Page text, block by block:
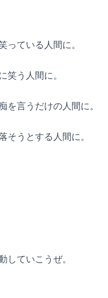
っている人間に。
笑う人間に。
言うだけの人間に。
そうとする人間に。
していこうぜ。